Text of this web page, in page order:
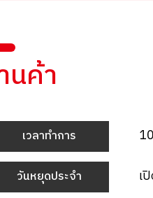
นค้า
เวลาทำการ
วันหยุดประจำ เ